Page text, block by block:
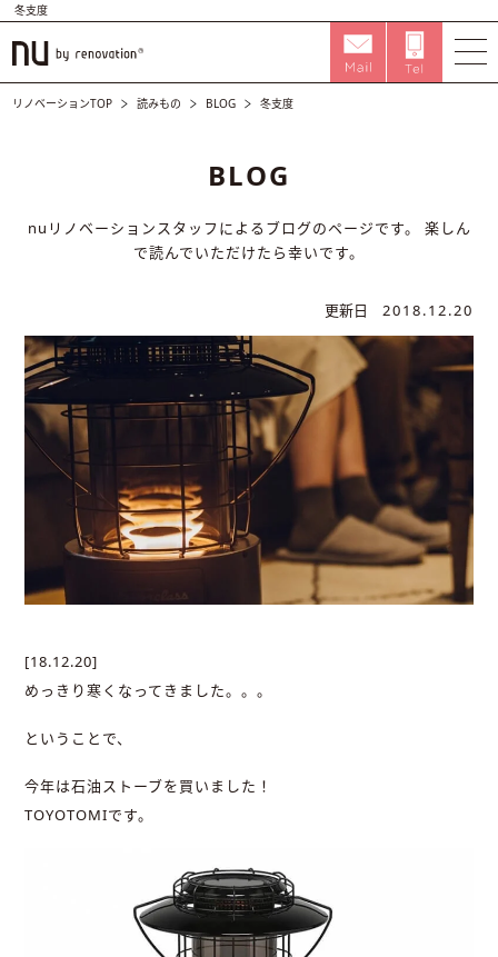
冬支度
リノベーションTOP 読みもの BLOG 冬支度
BLOG
nuリノベーションスタッフによるブログのページです。
楽しん
で読んでいただけたら幸いです。
更新日 2018.12.20
[18.12.20]
めっきり寒くなってきました。。。
ということで、
今年は石油ストーブを買いました！
TOYOTOMIです。